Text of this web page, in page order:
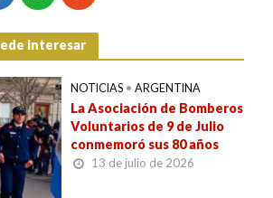
interesar
NOTICIAS • ARGENTINA
La Asociación de Bomberos
Voluntarios de 9 de Julio
conmemoró sus 80 años
13 de julio de 2026